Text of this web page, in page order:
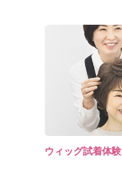
ウィッグ試着体験